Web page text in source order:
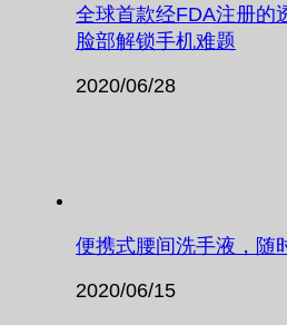
全球首款经FDA注册的
脸部解锁手机难题
2020/06/28
便携式腰间洗手液，随
2020/06/15